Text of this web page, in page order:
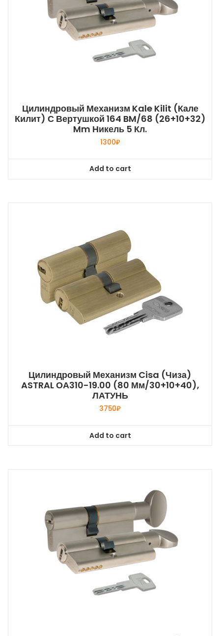
Цилиндровый Механизм Kale Kilit (Кале
Килит) С Вертушкой 164 BM/68 (26+10+32)
Mm Никель 5 Кл.
1300₽
Add to cart
Цилиндровый Механизм Cisa (Чиза)
ASTRAL ОА310-19.00 (80 Мм/30+10+40),
ЛАТУНЬ
3750₽
Add to cart